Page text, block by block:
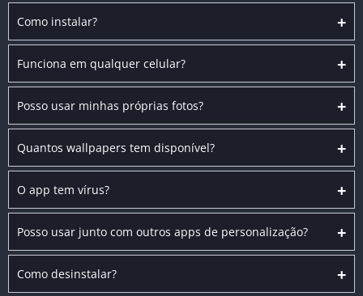
+
Como instalar?
+
Funciona em qualquer celular?
+
Posso usar minhas próprias fotos?
+
Quantos wallpapers tem disponível?
+
O app tem vírus?
+
Posso usar junto com outros apps de personalização?
+
Como desinstalar?